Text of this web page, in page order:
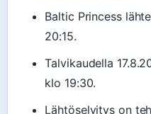
Baltic Princess
20:15.
Talvikaudella
klo 19:30.
Lähtöselvitys on